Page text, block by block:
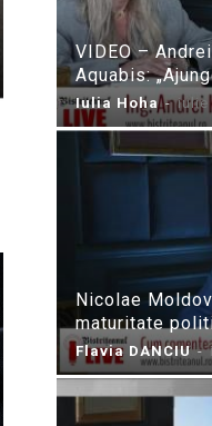
VIDEO –
Aquabis:
Iulia Hoha - iulie
Nicolae
maturitate
Flavia DANCIU -